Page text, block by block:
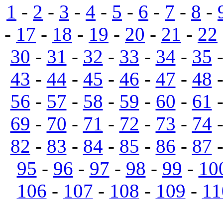
1 - 2 - 3 - 4 - 5 - 6 - 7 - 8 -
- 17 - 18 - 19 - 20 - 21 - 22
30 - 31 - 32 - 33 - 34 - 35
43 - 44 - 45 - 46 - 47 - 48
56 - 57 - 58 - 59 - 60 - 61
69 - 70 - 71 - 72 - 73 - 74
82 - 83 - 84 - 85 - 86 - 87
95 - 96 - 97 - 98 - 99 -
106 - 107 - 108 - 109 -